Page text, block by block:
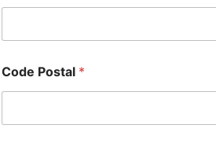
Code Postal *